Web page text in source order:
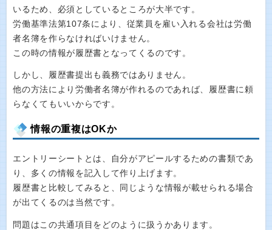
いるため、必須としているところが大半です。
労働基準法第107条により、従業員を雇い入れる会社は労働
者名簿を作らなければいけません。
この時の情報が履歴書となってくるのです。
しかし、履歴書提出も義務ではありません。
他の方法により労働者名簿が作れるのであれば、履歴書に頼
らなくてもいいからです。
情報の重複はOKか
エントリーシートとは、自分がアピールするための書類であ
り、多くの情報を記入して作り上げます。
履歴書と比較してみると、同じような情報が載せられる場合
が出てくるのは当然です。
問題はこの共通項目をどのように扱うかあります。